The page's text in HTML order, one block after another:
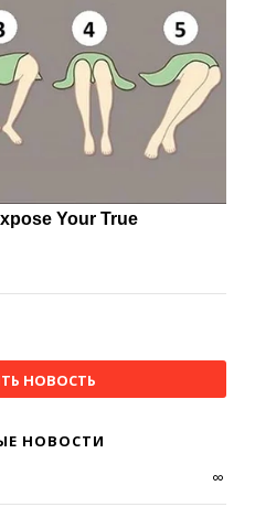
НОВОСТЬ
НОВОСТИ
∞